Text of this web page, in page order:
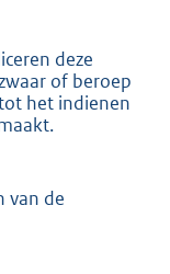
deze
of beroep
het indienen
van de